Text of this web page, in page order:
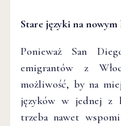
Stare języki na
Ponieważ San
emigrantów z
możliwość, by na
języków w jednej z
trzeba nawet